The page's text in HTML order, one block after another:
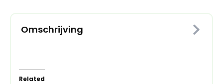
Omschrijving
Related